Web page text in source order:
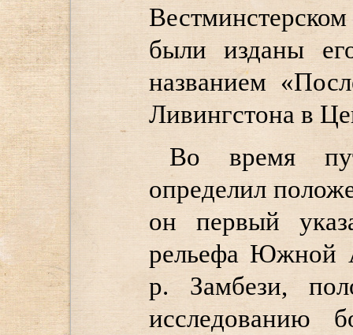
были изданы
названием
Ливингстона в
Во время
определил
он первый
рельефа Южной
р. Замбези,
исследованию